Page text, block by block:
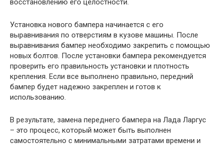
восстановлению его целостности.
Установка нового бампера начинается с его
выравнивания по отверстиям в кузове машины. После
выравнивания бампер необходимо закрепить с помощью
новых болтов. После установки бампера рекомендуется
проверить его правильность установки и плотность
крепления. Если все выполнено правильно, передний
бампер будет надежно закреплен и готов к
использованию.
В результате, замена переднего бампера на Лада Ларгус
– это процесс, который может быть выполнен
самостоятельно с минимальными затратами времени и